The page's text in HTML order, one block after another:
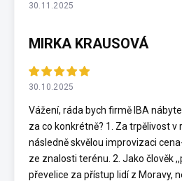
30.11.2025
MIRKA KRAUSOVÁ
30.10.2025
Vážení, ráda bych firmě IBA
za co konkrétně? 1. Za trpělivost v
následně skvělou improvizaci
ze znalosti terénu. 2. Jako člověk
převelice za přístup lidí z Moravy,